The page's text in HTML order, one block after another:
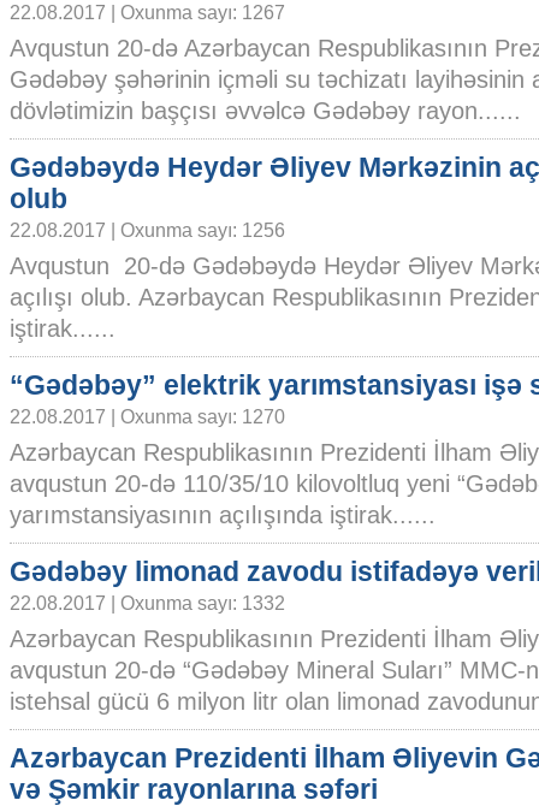
22.08.2017 | Oxunma sayı: 1267
Avqustun 20-də Azərbaycan Respublikasının
Gədəbəy şəhərinin içməli su təchizatı layihəsinin
dövlətimizin başçısı əvvəlcə Gədəbəy rayon......
Gədəbəydə Heydər Əliyev Mərkəzinin
olub
22.08.2017 | Oxunma sayı: 1256
Avqustun 20-də Gədəbəydə Heydər Əliyev
açılışı olub. Azərbaycan Respublikasının
iştirak......
“Gədəbəy” elektrik yarımstansiyası işə
22.08.2017 | Oxunma sayı: 1270
Azərbaycan Respublikasının Prezidenti İlham
avqustun 20-də 110/35/10 kilovoltluq yeni
yarımstansiyasının açılışında iştirak......
Gədəbəy limonad zavodu istifadəyə
22.08.2017 | Oxunma sayı: 1332
Azərbaycan Respublikasının Prezidenti İlham
avqustun 20-də “Gədəbəy Mineral Suları” MMC-
istehsal gücü 6 milyon litr olan limonad
Azərbaycan Prezidenti İlham Əliyevin
və Şəmkir rayonlarına səfəri